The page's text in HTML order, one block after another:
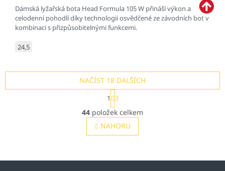
Dámská lyžařská bota Head Formula 105 W přináší výkon a
celodenní pohodlí díky technologii osvědčené ze závodních bot v
kombinaci s přizpůsobitelnými funkcemi.
24,5
O
v
l
á
c
NAČÍST 18 DALŠÍCH
S
t
r
á
n
k
á
1 3
44 položek celkem
NAHORU